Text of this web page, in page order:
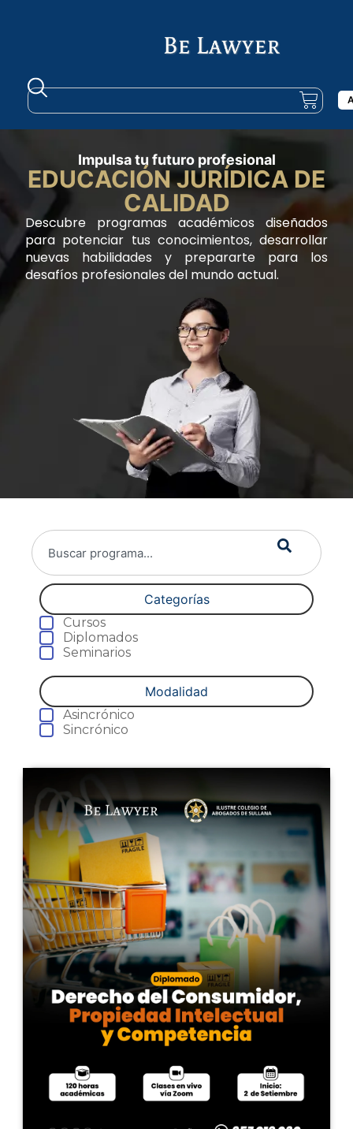
Impulsa tu futuro profesional
EDUCACIÓN JURÍDICA DE
CALIDAD
Descubre programas académicos diseñados
para potenciar tus conocimientos, desarrollar
nuevas habilidades y prepararte para los
desafíos profesionales del mundo actual.
Categorías
Cursos
Diplomados
Seminarios
Modalidad
Asincrónico
Sincrónico